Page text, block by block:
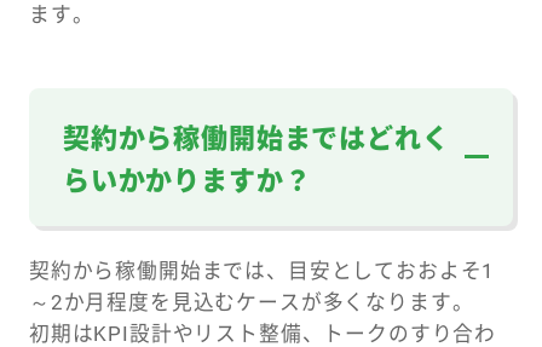
ます。
契約から稼働開始まではどれく
らいかかりますか？
契約から稼働開始までは、目安としておおよそ1
～2か月程度を見込むケースが多くなります。
初期はKPI設計やリスト整備、トークのすり合わ